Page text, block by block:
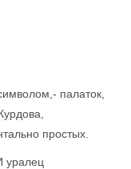
палаток,
простых.
уралец